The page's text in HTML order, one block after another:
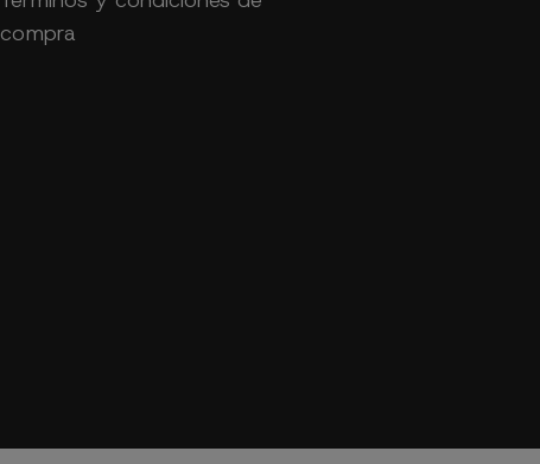
compra